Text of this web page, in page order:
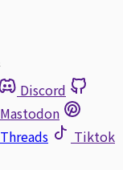
Discord
Mastodon
Threads
Tiktok